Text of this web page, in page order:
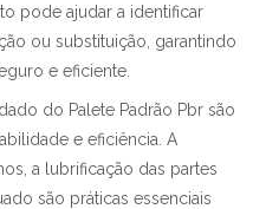
pode ajudar a identificar
ou substituição, garantindo
e eficiente.
do Palete Padrão Pbr são
e eficiência. A
a lubrificação das partes
são práticas essenciais